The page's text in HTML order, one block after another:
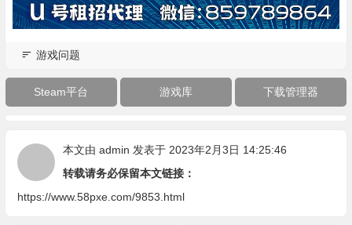
游戏问题
Steam平台 游戏库 下载管理器
本文由 admin 发表于 2023年2月3日 14:25:46
转载请务必保留本文链接：
https://www.58pxe.com/9853.html